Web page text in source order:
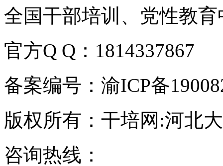
全国干部培训、党性教
官方Q Q：1814337867
备案编号：渝ICP备
版权所有：干培网:河北
咨询热线：